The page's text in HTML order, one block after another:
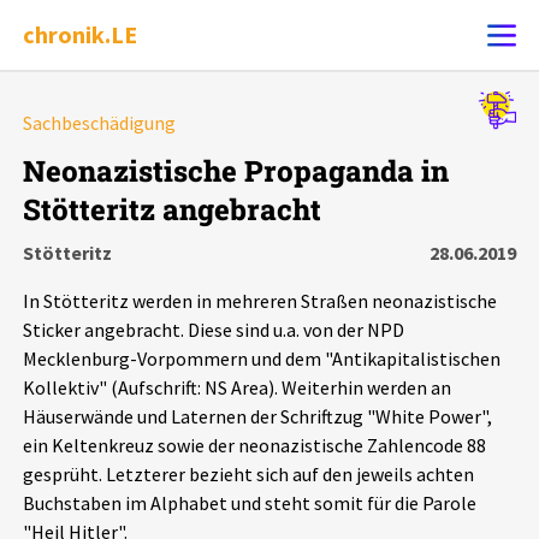
chronik.LE
Chronik
Leipziger Zustände
Schlaglichter
Phänomene
Sachbeschädigung
Neonazistische Propaganda in
Stötteritz angebracht
Stötteritz
28.06.2019
In Stötteritz werden in mehreren Straßen neonazistische
Sticker angebracht. Diese sind u.a. von der NPD
Mecklenburg-Vorpommern und dem "Antikapitalistischen
Kollektiv" (Aufschrift: NS Area). Weiterhin werden an
Häuserwände und Laternen der Schriftzug "White Power",
ein Keltenkreuz sowie der neonazistische Zahlencode 88
gesprüht. Letzterer bezieht sich auf den jeweils achten
Buchstaben im Alphabet und steht somit für die Parole
"Heil Hitler".
Alle Ereignisse
Ereignisse
Ereignisse Statistik